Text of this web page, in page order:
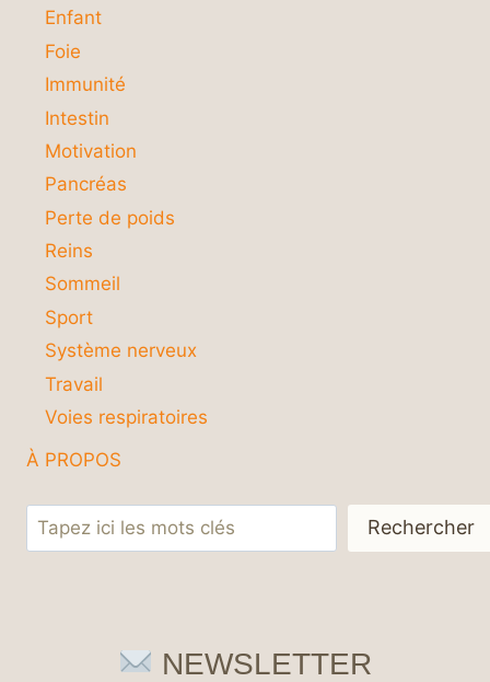
Enfant
Foie
Immunité
Intestin
Motivation
Pancréas
Perte de poids
Reins
Sommeil
Sport
Système nerveux
Travail
Voies respiratoires
À PROPOS
Rechercher Rechercher
NEWSLETTER